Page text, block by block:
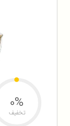
0%
تخفیف